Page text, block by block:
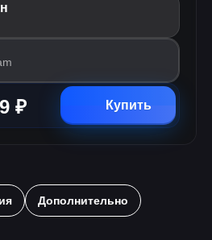
₽ Купить
Дополнительно